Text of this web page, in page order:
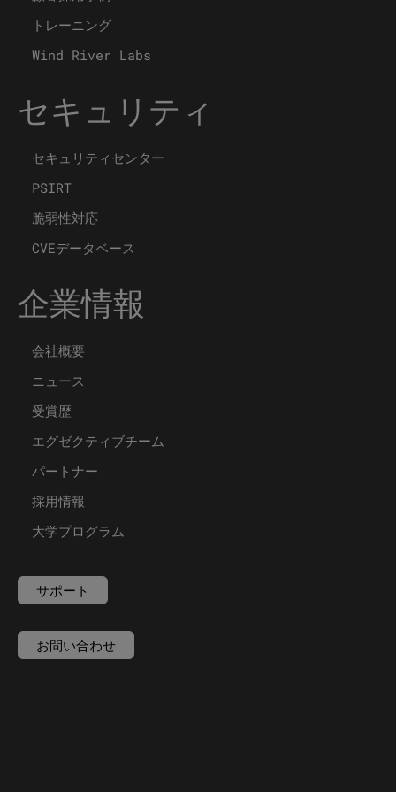
トレーニング
Wind River Labs
セキュリティ
セキュリティセンター
PSIRT
脆弱性対応
CVEデータベース
企業情報
会社概要
ニュース
受賞歴
エグゼクティブチーム
パートナー
採用情報
大学プログラム
サポート
お問い合わせ